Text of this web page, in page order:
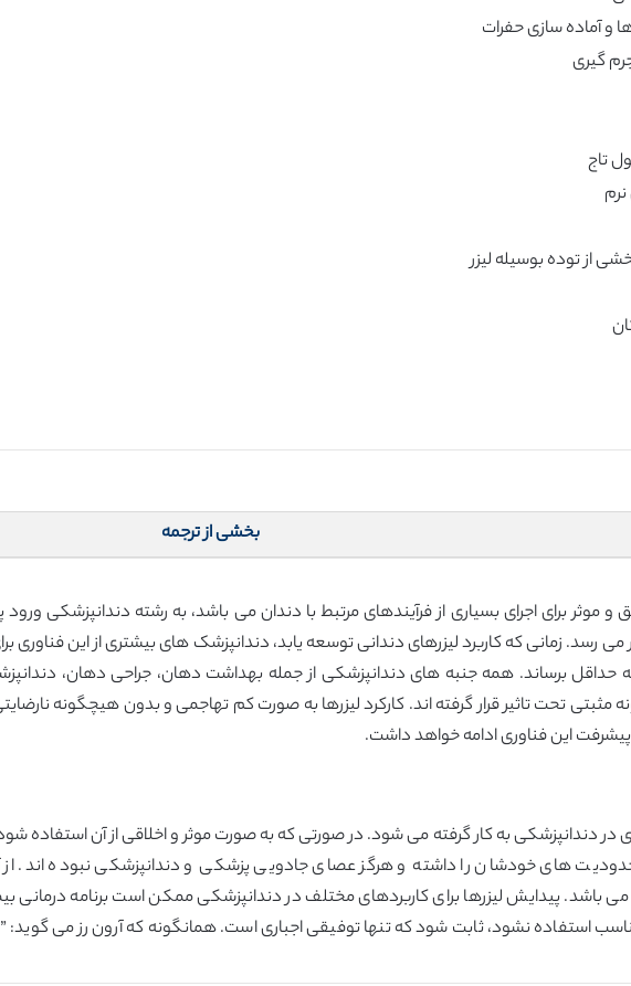
و آماده سازی حفرات
گیری
تاج
از توده بوسیله لیزر
بخشی از ترجمه
و موثر برای اجرای بسیاری از فرآیندهای مرتبط با دندان می باشد، به رشته دندانپزشکی
می رسد. زمانی که کاربرد لیزرهای دندانی توسعه یابد، دندانپزشک های بیشتری از این
حداقل برساند. همه جنبه های دندانپزشکی از جمله بهداشت دهان، جراحی دهان،
مثبتی تحت تاثیر قرار گرفته اند. کارکرد لیزرها به صورت کم تهاجمی و بدون هیچگونه
پیشرفت این فناوری ادامه خواهد داشت.
در دندانپزشکی به کار گرفته می شود. در صورتی که به صورت موثر و اخلاقی از آن استفاده
های خودشان را داشته و هرگز عصای جادویی پزشکی و دندانپزشکی نبوده اند. از
می باشد. پیدایش لیزرها برای کاربردهای مختلف در دندانپزشکی ممکن است برنامه درمانی
استفاده نشود، ثابت شود که تنها توفیقی اجباری است. همانگونه که آرون رز می گوید: